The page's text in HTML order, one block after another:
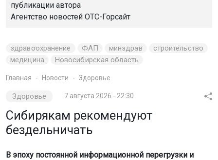
публикации автора
Агентство новостей ОТС-Горсайт
здравоохранение ФАП минздрав
строительство
медицина
Новосибирская область
Главная Новости Здоровье
Здоровье 7 августа 2026 - 22:30
Сибирякам рекомендуют
бездельничать
В эпоху постоянной информационной перегрузки и